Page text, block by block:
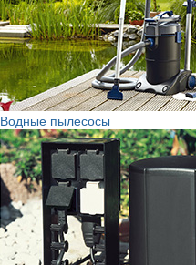
Водные пылесосы